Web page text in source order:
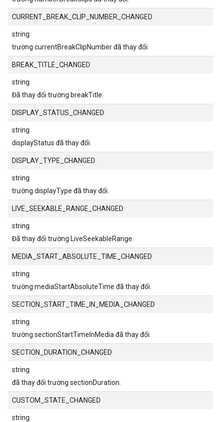
CURRENT_BREAK_CLIP_NUMBER_CHANGED
string
trường currentBreakClipNumber đã thay đổi.
BREAK_TITLE_CHANGED
string
Đã thay đổi trường breakTitle.
DISPLAY_STATUS_CHANGED
string
displayStatus đã thay đổi.
DISPLAY_TYPE_CHANGED
string
trường displayType đã thay đổi.
LIVE_SEEKABLE_RANGE_CHANGED
string
Đã thay đổi trường LiveSeekableRange.
MEDIA_START_ABSOLUTE_TIME_CHANGED
string
trường mediaStartAbsoluteTime đã thay đổi.
SECTION_START_TIME_IN_MEDIA_CHANGED
string
trường sectionStartTimeInMedia đã thay đổi.
SECTION_DURATION_CHANGED
string
đã thay đổi trường sectionDuration.
CUSTOM_STATE_CHANGED
string